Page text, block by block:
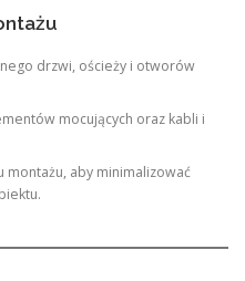
drzwi, ościeży i otworów
mocujących oraz kabli i
montażu, aby minimalizować